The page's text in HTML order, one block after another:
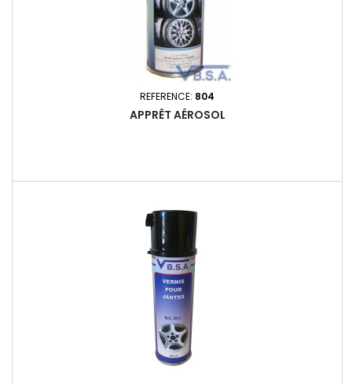
REFERENCE: 804
APPRÊT AÉROSOL